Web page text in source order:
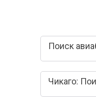
Поиск
Чикаго: